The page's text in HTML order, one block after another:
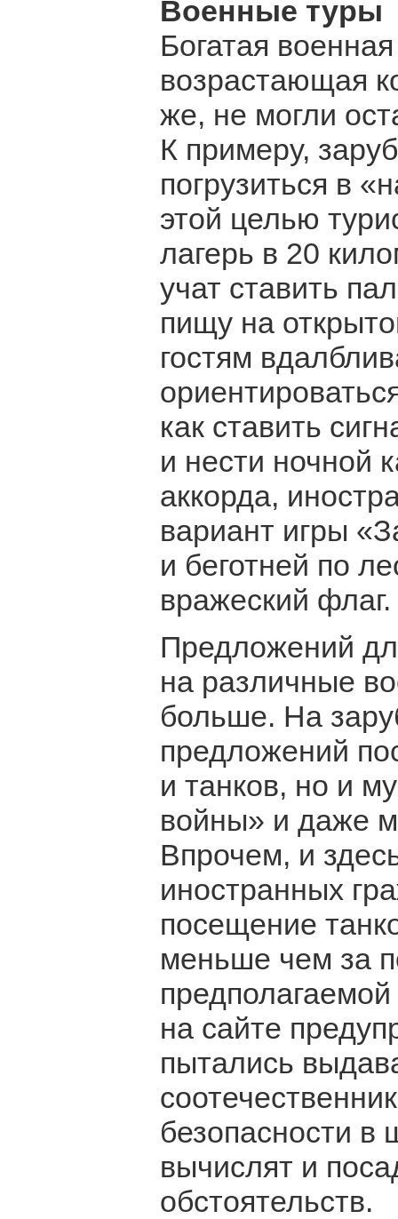
Военные туры
Богатая
возрастающая
же, не могли
К примеру,
погрузиться в
этой целью
лагерь в 20
учат ставить
пищу на
гостям
как ставить
и нести ночной
аккорда,
вариант игры
и беготней по
вражеский флаг.
Предложений
на различные
больше. На
предложений
и танков, но и
войны» и даже
Впрочем, и
иностранных
посещение
меньше чем за
на сайте
пытались
безопасности в
вычислят и
обстоятельств.